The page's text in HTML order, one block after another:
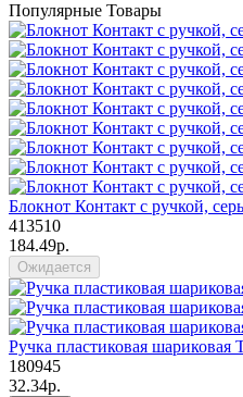
Популярные Товары
Блокнот Контакт с ручкой,
413510
184.49р.
Ожидается
Ручка пластиковая
180945
32.34р.